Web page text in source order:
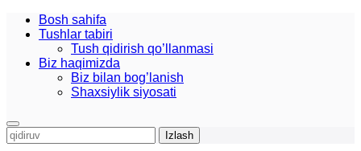
Bosh sahifa
Tushlar tabiri
Tush qidirish qo’llanmasi
Biz haqimizda
Biz bilan bog’lanish
Shaxsiylik siyosati
Qidirshish: